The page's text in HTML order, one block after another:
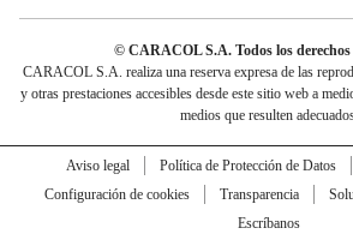
© CARACOL S.A. Todos los derechos
CARACOL S.A. realiza una reserva expresa de las
y otras prestaciones accesibles desde este sitio web a
medios que resulten
Aviso legal Política de Protección de Datos
Configuración de cookies
Transparencia
Escríbanos